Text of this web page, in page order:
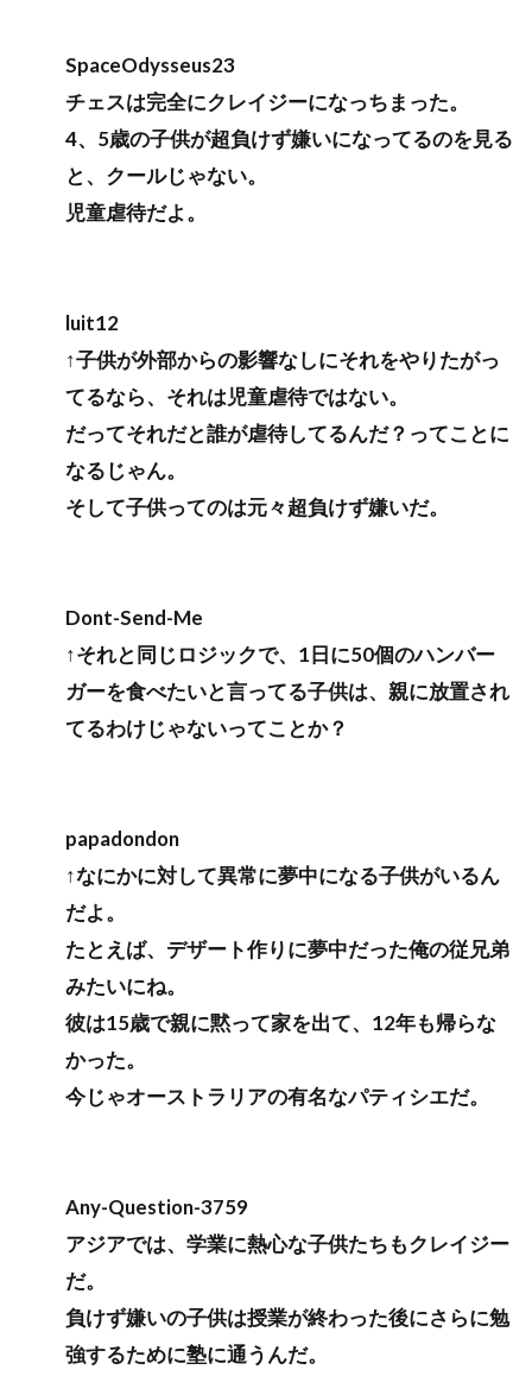
SpaceOdysseus23
チェスは完全にクレイジーになっちまった。
4、5歳の子供が超負けず嫌いになってるのを見る
と、クールじゃない。
児童虐待だよ。
luit12
↑子供が外部からの影響なしにそれをやりたがっ
てるなら、それは児童虐待ではない。
だってそれだと誰が虐待してるんだ？ってことに
なるじゃん。
そして子供ってのは元々超負けず嫌いだ。
Dont-Send-Me
↑それと同じロジックで、1日に50個のハンバー
ガーを食べたいと言ってる子供は、親に放置され
てるわけじゃないってことか？
papadondon
↑なにかに対して異常に夢中になる子供がいるん
だよ。
たとえば、デザート作りに夢中だった俺の従兄弟
みたいにね。
彼は15歳で親に黙って家を出て、12年も帰らな
かった。
今じゃオーストラリアの有名なパティシエだ。
Any-Question-3759
アジアでは、学業に熱心な子供たちもクレイジー
だ。
負けず嫌いの子供は授業が終わった後にさらに勉
強するために塾に通うんだ。